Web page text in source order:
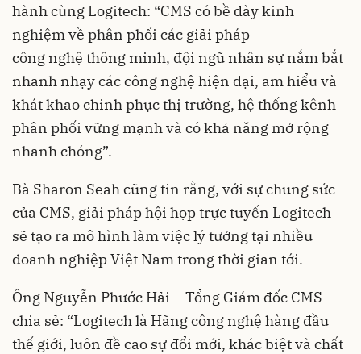
hành cùng Logitech: “CMS có bề dày kinh
nghiệm về phân phối các giải pháp
công nghệ thông minh, đội ngũ nhân sự nắm bắt
nhanh nhạy các công nghệ hiện đại, am hiểu và
khát khao chinh phục thị trường, hệ thống kênh
phân phối vững mạnh và có khả năng mở rộng
nhanh chóng”.
Bà Sharon Seah cũng tin rằng, với sự chung sức
của CMS, giải pháp hội họp trực tuyến Logitech
sẽ tạo ra mô hình làm việc lý tưởng tại nhiều
doanh nghiệp Việt Nam trong thời gian tới.
Ông Nguyễn Phước Hải – Tổng Giám đốc CMS
chia sẻ: “Logitech là Hãng công nghệ hàng đầu
thế giới, luôn đề cao sự đổi mới, khác biệt và chất